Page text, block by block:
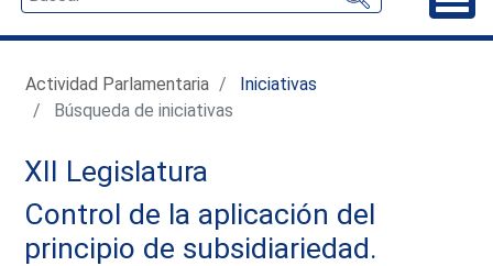
Actividad Parlamentaria
Iniciativas
Búsqueda de iniciativas
XII Legislatura
Control de la aplicación del
principio de subsidiariedad.